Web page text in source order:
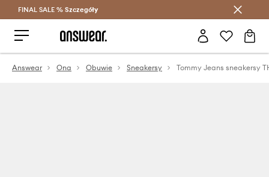
Oszczędzaj z Answear Club >
FINAL SALE % Szczegóły
Answear Ona Obuwie Sneakersy